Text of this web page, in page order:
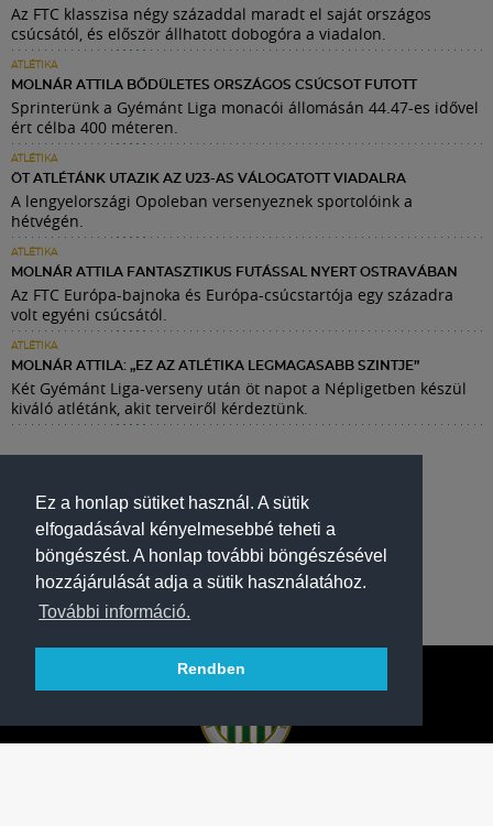
Ez a honlap sütiket használ. A sütik
elfogadásával kényelmesebbé teheti a
böngészést. A honlap további böngészésével
hozzájárulását adja a sütik használatához.
További információ.
Rendben
Az FTC klasszisa négy századdal maradt el saját országos
csúcsától, és először állhatott dobogóra a viadalon.
ATLÉTIKA
MOLNÁR ATTILA BŐDÜLETES ORSZÁGOS CSÚCSOT FUTOTT
Sprinterünk a Gyémánt Liga monacói állomásán 44.47-es idővel
ért célba 400 méteren.
ATLÉTIKA
ÖT ATLÉTÁNK UTAZIK AZ U23-AS VÁLOGATOTT VIADALRA
A lengyelországi Opoleban versenyeznek sportolóink a
hétvégén.
ATLÉTIKA
MOLNÁR ATTILA FANTASZTIKUS FUTÁSSAL NYERT OSTRAVÁBAN
Az FTC Európa-bajnoka és Európa-csúcstartója egy századra
volt egyéni csúcsától.
ATLÉTIKA
MOLNÁR ATTILA: „EZ AZ ATLÉTIKA LEGMAGASABB SZINTJE”
Két Gyémánt Liga-verseny után öt napot a Népligetben készül
kiváló atlétánk, akit terveiről kérdeztünk.